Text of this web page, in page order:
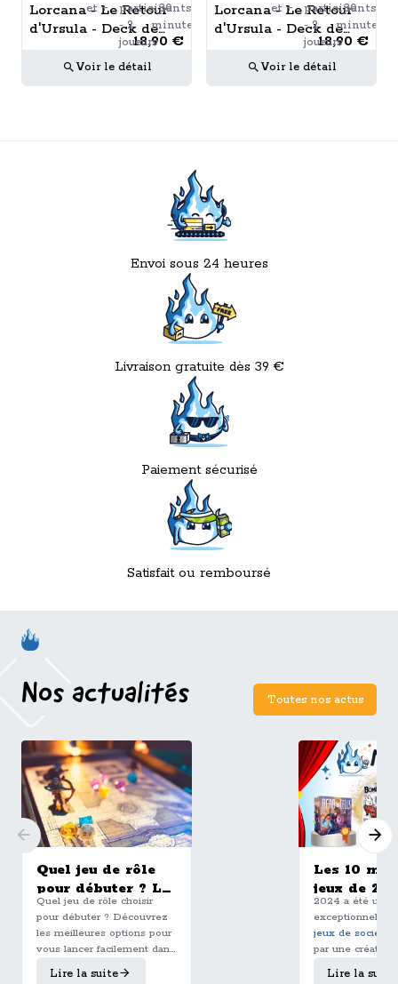
Lorcana - Le Retour
d'Ursula - Deck de
Démarrage - Saphir /
Acier
18,90 €
Voir le détail
Lorcana - Le Retour
d'Ursula - Deck de
Démarrage - Ambre /
Améthyste
18,90 €
Voir le détail
Envoi sous 24 heures
Livraison gratuite dès 39 €
Paiement sécurisé
Satisfait ou remboursé
Nos actualités Toutes nos actus
Quel jeu de rôle
pour débuter ? Le
guide complet
pour bien choisir
son premier JDR
Quel jeu de rôle choisir
pour débuter ? Découvrez
les meilleures options pour
vous lancer facilement dans
le JDR, de Dungeons &
Dragons à L’Appel de
Lire la suite
Les 10
jeux de
selon
2024 a été une
exceptionnelle
jeux de société
par une
multitude de
Lire la suite